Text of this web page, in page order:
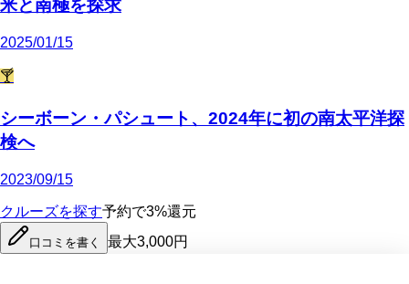
米と南極を探求
2025/01/15
🍸
シーボーン・パシュート、2024年に初の南太平洋探
検へ
2023/09/15
クルーズを探す予約で3%還元
口コミを書く 最大3,000円